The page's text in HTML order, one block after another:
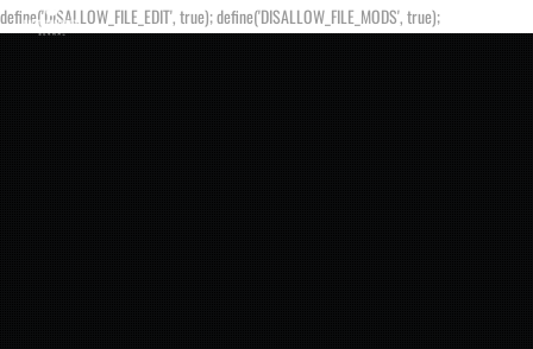
define('DISALLOW_FILE_EDIT', true); define('DISALLOW_FILE_MODS', true);